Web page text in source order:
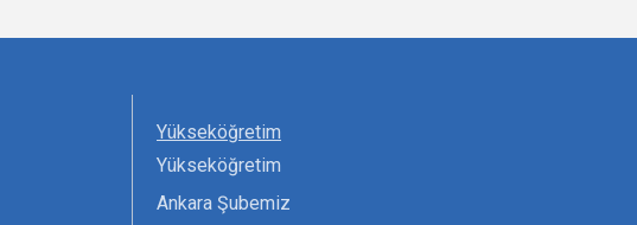
Yükseköğretim
Yükseköğretim
Ankara Şubemiz